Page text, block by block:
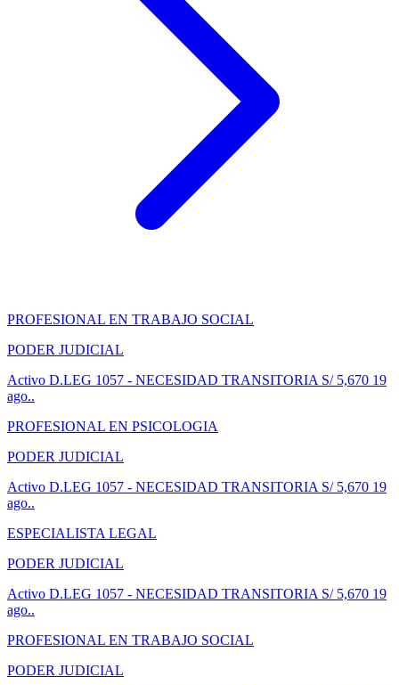
PROFESIONAL EN TRABAJO SOCIAL
PODER JUDICIAL
Activo D.LEG 1057 - NECESIDAD TRANSITORIA S/ 5,670 19
ago..
PROFESIONAL EN PSICOLOGIA
PODER JUDICIAL
Activo D.LEG 1057 - NECESIDAD TRANSITORIA S/ 5,670 19
ago..
ESPECIALISTA LEGAL
PODER JUDICIAL
Activo D.LEG 1057 - NECESIDAD TRANSITORIA S/ 5,670 19
ago..
PROFESIONAL EN TRABAJO SOCIAL
PODER JUDICIAL